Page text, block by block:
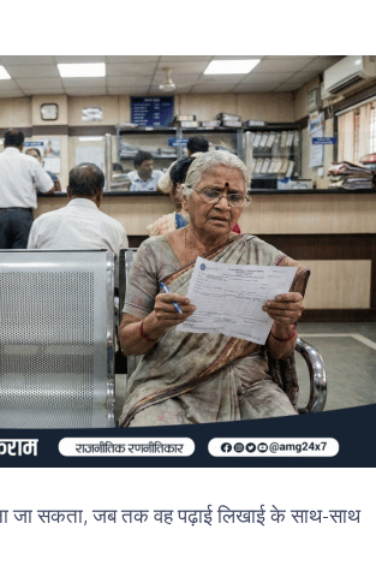
जा सकता, जब तक वह पढ़ाई लिखाई के साथ-साथ